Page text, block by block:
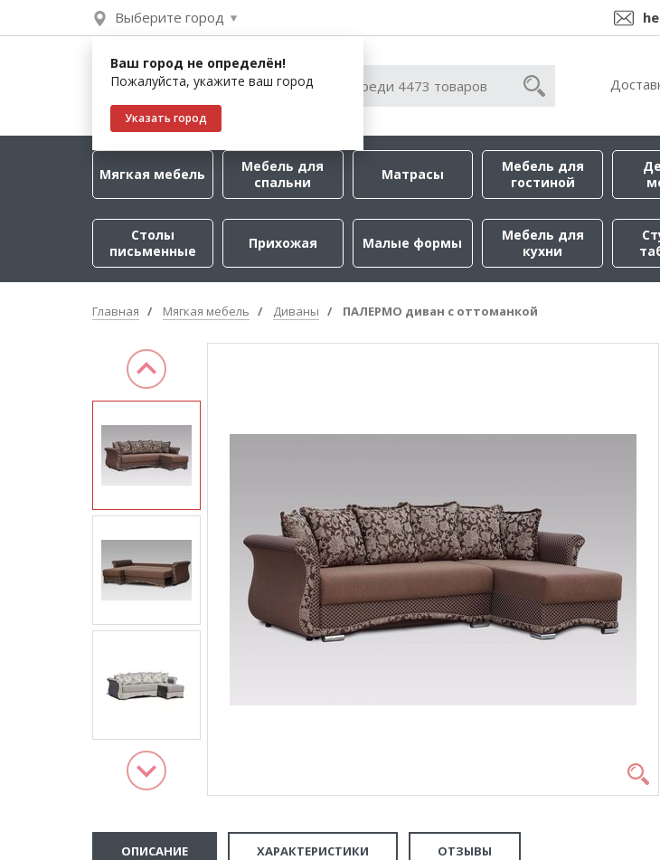
Выберите город
Ваш город не определён!
Пожалуйста, укажите ваш город
Указать город
Мягкая мебель
Мебель для
спальни
Матрасы
Мебель для
гостиной
Столы
письменные
Прихожая Малые формы
Мебель для
кухни
Главная Мягкая мебель Диваны ПАЛЕРМО диван с оттоманкой
ОПИСАНИЕ ХАРАКТЕРИСТИКИ ОТЗЫВЫ